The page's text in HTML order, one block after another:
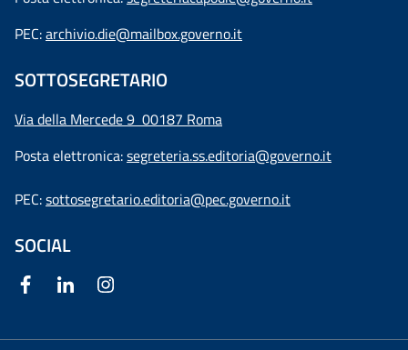
PEC:archivio.die@mailbox.governo.it
SOTTOSEGRETARIO
Via della Mercede 9 00187 Roma
Posta elettronica:segreteria.ss.editoria@governo.it
PEC:sottosegretario.editoria@pec.governo.it
SOCIAL